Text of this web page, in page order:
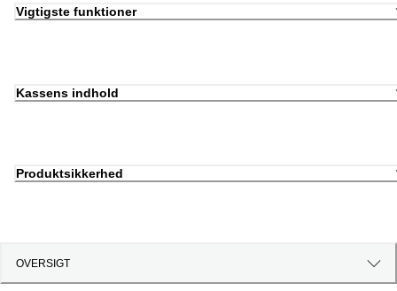
Vigtigste funktioner
Kassens indhold
Produktsikkerhed
OVERSIGT